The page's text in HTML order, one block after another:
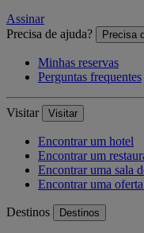
Assinar
Precisa de ajuda?
Precisa
Minhas reservas
Perguntas frequentes
Visitar Visitar
Encontrar um hotel
Encontrar um
Encontrar uma sala
Encontrar uma
Destinos Destinos